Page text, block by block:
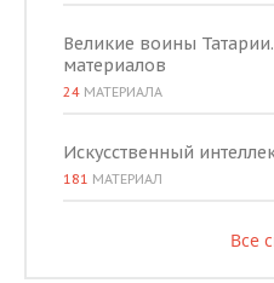
Великие воины
материалов
24 МАТЕРИАЛА
Искусственный
181 МАТЕРИАЛ
Все